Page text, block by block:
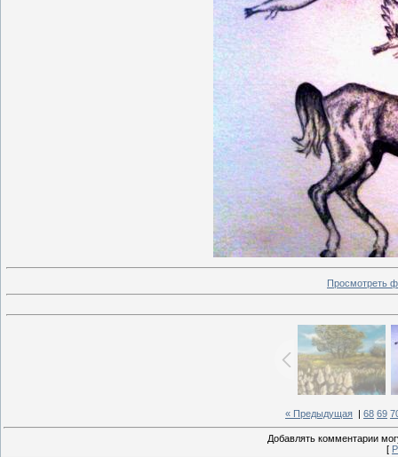
Просмотреть
« Предыдущая 68 69
Добавлять комментарии
[